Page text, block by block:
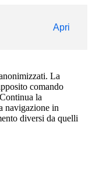
Apri
La
comando
la
navigazione in
diversi da quelli